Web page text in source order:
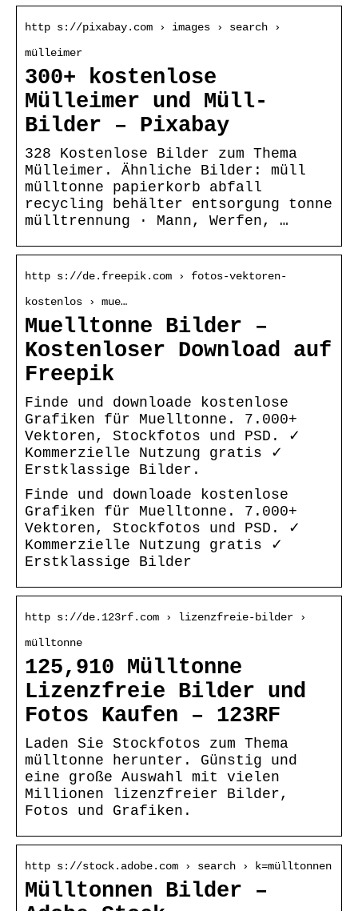
http s://pixabay.com › images › search ›
mülleimer
300+ kostenlose
Mülleimer und Müll-
Bilder – Pixabay
328 Kostenlose Bilder zum Thema
Mülleimer. Ähnliche Bilder: müll
mülltonne papierkorb abfall
recycling behälter entsorgung tonne
mülltrennung · Mann, Werfen, …
http s://de.freepik.com › fotos-vektoren-
kostenlos › mue…
Muelltonne Bilder –
Kostenloser Download auf
Freepik
Finde und downloade kostenlose
Grafiken für Muelltonne. 7.000+
Vektoren, Stockfotos und PSD. ✓
Kommerzielle Nutzung gratis ✓
Erstklassige Bilder.
Finde und downloade kostenlose
Grafiken für Muelltonne. 7.000+
Vektoren, Stockfotos und PSD. ✓
Kommerzielle Nutzung gratis ✓
Erstklassige Bilder
http s://de.123rf.com › lizenzfreie-bilder ›
mülltonne
125,910 Mülltonne
Lizenzfreie Bilder und
Fotos Kaufen – 123RF
Laden Sie Stockfotos zum Thema
mülltonne herunter. Günstig und
eine große Auswahl mit vielen
Millionen lizenzfreier Bilder,
Fotos und Grafiken.
http s://stock.adobe.com › search › k=mülltonnen
Mülltonnen Bilder –